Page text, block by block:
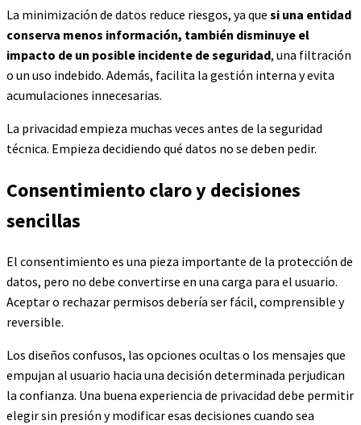
La minimización de datos reduce riesgos, ya que si una entidad
conserva menos información, también disminuye el
impacto de un posible incidente de seguridad, una filtración
o un uso indebido. Además, facilita la gestión interna y evita
acumulaciones innecesarias.
La privacidad empieza muchas veces antes de la seguridad
técnica. Empieza decidiendo qué datos no se deben pedir.
Consentimiento claro y decisiones
sencillas
El consentimiento es una pieza importante de la protección de
datos, pero no debe convertirse en una carga para el usuario.
Aceptar o rechazar permisos debería ser fácil, comprensible y
reversible.
Los diseños confusos, las opciones ocultas o los mensajes que
empujan al usuario hacia una decisión determinada perjudican
la confianza. Una buena experiencia de privacidad debe permitir
elegir sin presión y modificar esas decisiones cuando sea